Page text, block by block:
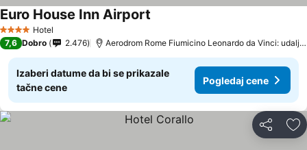
4 ZvezdiceHotel
Euro House Inn Airport
7,6 Dobro 2.476 Aerodrom Rome Fiumicino Leonardo da Vinci: udaljenost 6.4 km
Izaberi datume da bi se prikazale
tačne cene
Pogledaj cene
Deli